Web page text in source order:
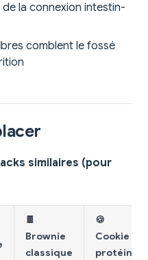
la connexion intestin-
comblent le fossé
similaires (pour
🍫
Brownie
classique
🍪
Cookie
protéiné